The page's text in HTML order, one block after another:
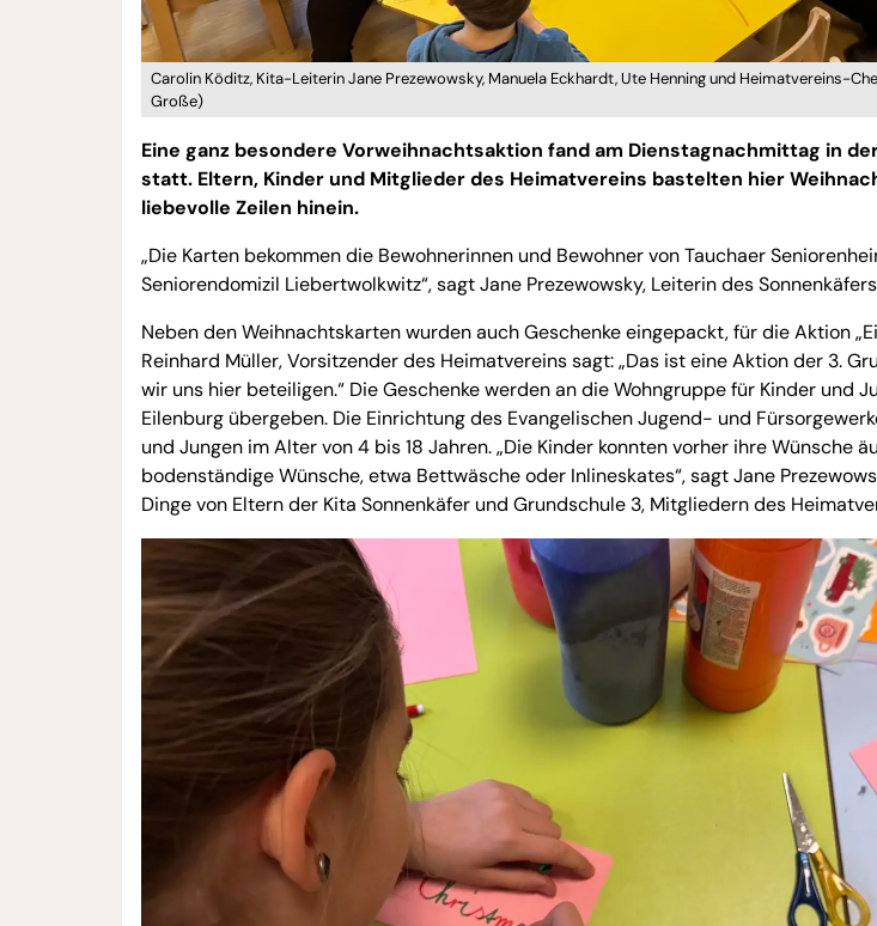
Carolin Köditz, Kita-Leiterin Jane Prezewowsky, Manuela Eckhardt, Ute Henning und Heimatvereins-
Große)
Eine ganz besondere Vorweihnachtsaktion fand am Dienstagnachmittag in
statt. Eltern, Kinder und Mitglieder des Heimatvereins bastelten hier
liebevolle Zeilen hinein.
„Die Karten bekommen die Bewohnerinnen und Bewohner von Tauchaer
Seniorendomizil Liebertwolkwitz“, sagt Jane Prezewowsky, Leiterin des
Neben den Weihnachtskarten wurden auch Geschenke eingepackt, für die Aktion
Reinhard Müller, Vorsitzender des Heimatvereins sagt: „Das ist eine Aktion der 3.
wir uns hier beteiligen.“ Die Geschenke werden an die Wohngruppe für Kinder und
Eilenburg übergeben. Die Einrichtung des Evangelischen Jugend- und
und Jungen im Alter von 4 bis 18 Jahren. „Die Kinder konnten vorher ihre Wünsche
bodenständige Wünsche, etwa Bettwäsche oder Inlineskates“, sagt Jane
Dinge von Eltern der Kita Sonnenkäfer und Grundschule 3, Mitgliedern des